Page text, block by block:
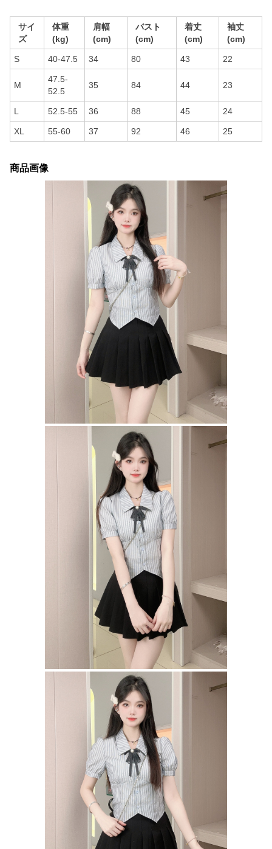
サイ
ズ
体重
(kg)
肩幅
(cm)
バスト
(cm)
着丈
(cm)
袖丈
(cm)
S 40-47.5 34 80 43 22
M
47.5-
52.5
35 84 44 23
L 52.5-55 36 88 45 24
XL 55-60 37 92 46 25
商品画像